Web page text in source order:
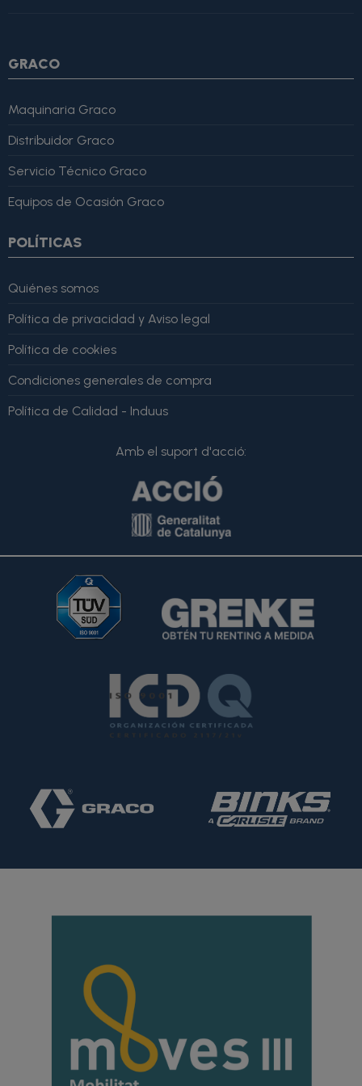
GRACO
Maquinaria Graco
Distribuidor Graco
Servicio Técnico Graco
Equipos de Ocasión Graco
POLÍTICAS
Quiénes somos
Política de privacidad y Aviso legal
Política de cookies
Condiciones generales de compra
Política de Calidad - Induus
Amb el suport d'acció: